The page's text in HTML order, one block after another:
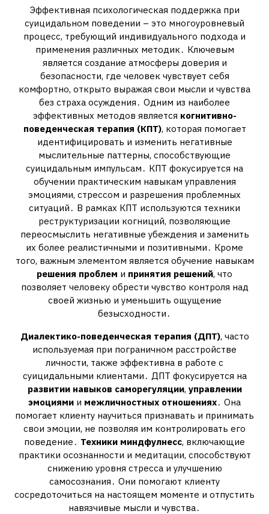
Эффективная психологическая поддержка при
суицидальном поведении – это многоуровневый
процесс, требующий индивидуального подхода и
применения различных методик․ Ключевым
является создание атмосферы доверия и
безопасности, где человек чувствует себя
комфортно, открыто выражая свои мысли и чувства
без страха осуждения․ Одним из наиболее
эффективных методов является когнитивно-
поведенческая терапия (КПТ), которая помогает
идентифицировать и изменить негативные
мыслительные паттерны, способствующие
суицидальным импульсам․ КПТ фокусируется на
обучении практическим навыкам управления
эмоциями, стрессом и разрешения проблемных
ситуаций․ В рамках КПТ используются техники
реструктуризации когниций, позволяющие
переосмыслить негативные убеждения и заменить
их более реалистичными и позитивными․ Кроме
того, важным элементом является обучение навыкам
решения проблем и принятия решений, что
позволяет человеку обрести чувство контроля над
своей жизнью и уменьшить ощущение
безысходности․
Диалектико-поведенческая терапия (ДПТ), часто
используемая при пограничном расстройстве
личности, также эффективна в работе с
суицидальными клиентами․ ДПТ фокусируется на
развитии навыков саморегуляции, управлении
эмоциями и межличностных отношениях․ Она
помогает клиенту научиться признавать и принимать
свои эмоции, не позволяя им контролировать его
поведение․ Техники миндфулнесс, включающие
практики осознанности и медитации, способствуют
снижению уровня стресса и улучшению
самосознания․ Они помогают клиенту
сосредоточиться на настоящем моменте и отпустить
навязчивые мысли и чувства․